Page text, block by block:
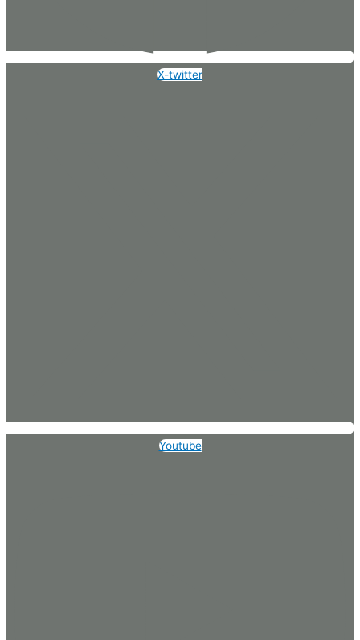
X-twitter
Youtube